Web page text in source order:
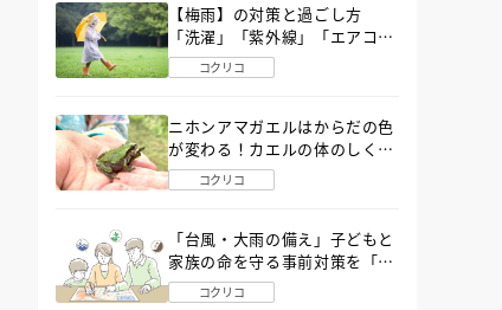
【梅雨】の対策と過ごし方
「洗濯」「紫外線」「エアコ
ン」「ゲリラ豪雨」…〔気象予
報士が完全ガイド〕
コクリコ
ニホンアマガエルはからだの色
が変わる！カエルの体のしくみ
から両生類の特ちょうまで図鑑
MOVEが解説！
コクリコ
「台風・大雨の備え」子どもと
家族の命を守る事前対策を「防
災アドバイザー」が解説
コクリコ